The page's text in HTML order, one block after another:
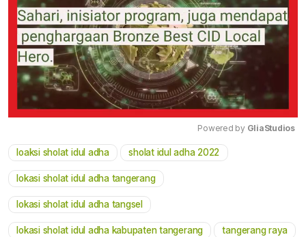
Powered by GliaStudios
loaksi sholat idul adha sholat idul adha 2022
lokasi sholat idul adha tangerang
lokasi sholat idul adha tangsel
lokasi sholat idul adha kabupaten tangerang tangerang raya